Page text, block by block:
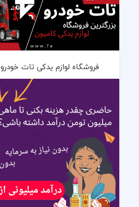
فروشگاه لوازم یدکی تات خودرو